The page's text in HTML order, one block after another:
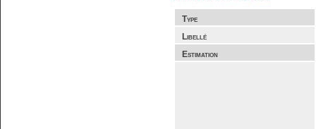
Type
Libellé
Estimation